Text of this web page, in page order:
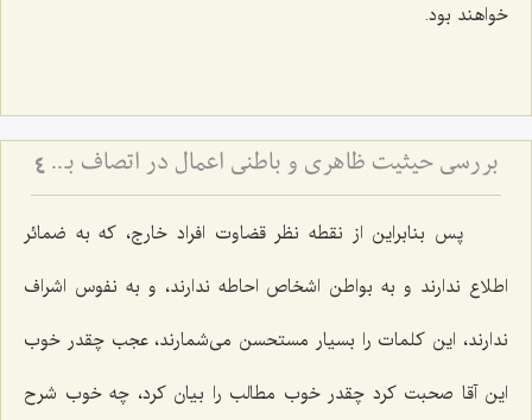
خواهند بود.
بررسی حیثیت ظاهری و باطنی اعمال در اتصاف به حسن و قبح 4
پس بنابراین از نقطه نظر قضاوت افراد خارج، که به ضمائر
اطلاع ندارند و به بواطن اشخاص احاطه ندارند، و به نفوس اشراف
ندارند، این کلمات را بسیار مستحسن می‌شمارند، عجب چقدر خوب
این آقا صحبت کرد چقدر خوب مطالب را بیان کرد، چه خوب شرح